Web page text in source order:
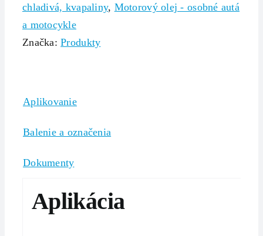
chladivá, kvapaliny, Motorový olej - osobné autá
a motocykle
Značka:Produkty
Aplikovanie
Balenie a označenia
Dokumenty
Aplikácia